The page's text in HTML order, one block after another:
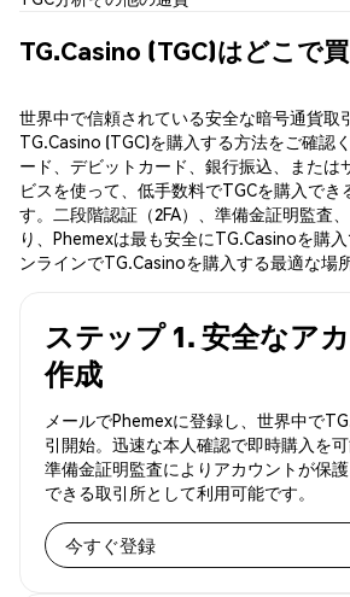
TG.Casino (TGC)はどこで
世界中で信頼されている安全な暗号通貨取
TG.Casino (TGC)を購入する方法をご確認
ード、デビットカード、銀行振込、または
ビスを使って、低手数料でTGCを購入でき
す。二段階認証（2FA）、準備金証明監査
り、Phemexは最も安全にTG.Casinoを購
ンラインでTG.Casinoを購入する最適な場所
ステップ 1. 安全なア
作成
メールでPhemexに登録し、世界中で
引開始。迅速な本人確認で即時購入を
準備金証明監査によりアカウントが保
できる取引所として利用可能です。
今すぐ登録